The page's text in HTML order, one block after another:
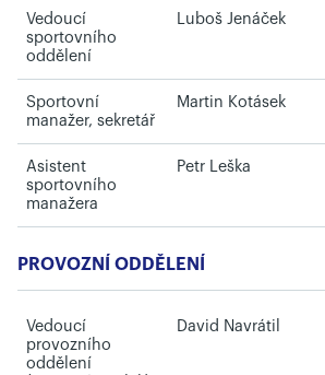
Vedoucí
sportovního
oddělení
Luboš Jenáček
Sportovní
manažer, sekretář
Martin Kotásek
Asistent
sportovního
manažera
Petr Leška
PROVOZNÍ ODDĚLENÍ
Vedoucí
provozního
oddělení
David Navrátil